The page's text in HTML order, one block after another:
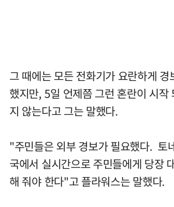
그 때에는 모든 전화기가 요란하게
했지만, 5일 언제쯤 그런 혼란이 시작
지 않는다고 그는 말했다.
"주민들은 외부 경보가 필요했다. 토
국에서 실시간으로 주민들에게 당장
해 줘야 한다"고 플라워스는 말했다.